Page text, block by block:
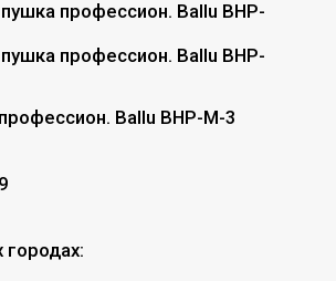
Ballu BHP-M-3
городах: